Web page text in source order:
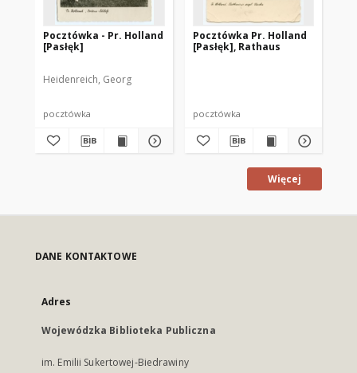
Pocztówka - Pr. Holland
[Pasłęk]
Heidenreich, Georg
pocztówka
Pocztówka Pr. Holland
[Pasłęk], Rathaus
pocztówka
Więcej
DANE KONTAKTOWE
Adres
Wojewódzka Biblioteka Publiczna
im. Emilii Sukertowej-Biedrawiny